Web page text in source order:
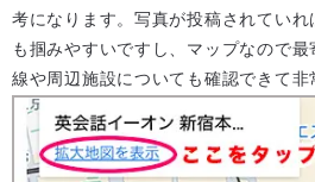
考になります。写真が投稿されてい
も掴みやすいですし、マップなので
線や周辺施設についても確認できて非